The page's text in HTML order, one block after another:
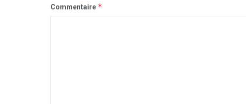
Commentaire *